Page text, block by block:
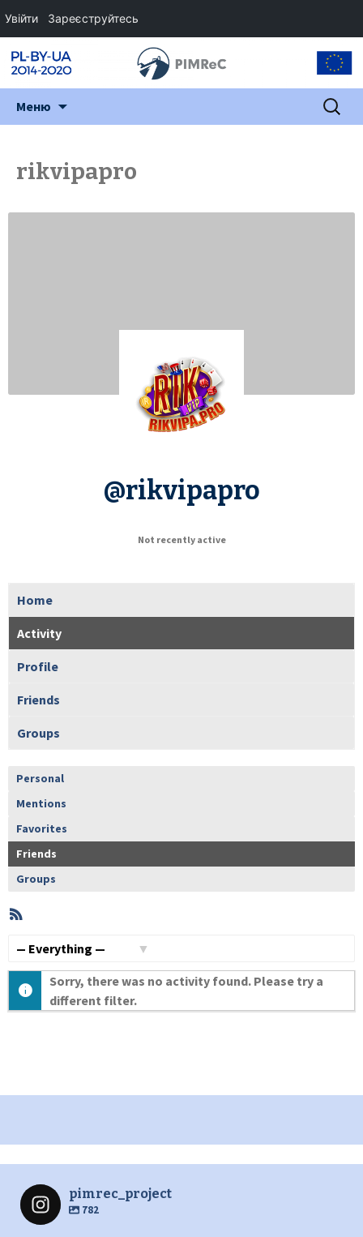
Меню Пошук:
rikvipapro
@rikvipapro
Not recently active
Home
Activity
Profile
Friends
Groups
Personal
Mentions
Favorites
Friends
Groups
Member
Activities
Sorry, there was no activity found. Please try a
different filter.
pimrec_project
782
Увійти Зареєструйтесь